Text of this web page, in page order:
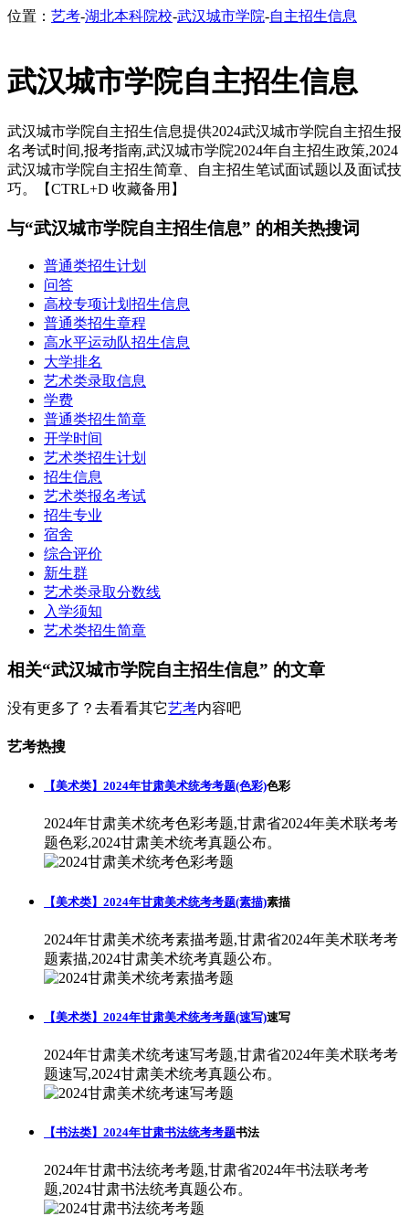
位置： 艺考-湖北本科院校-武汉城市学院-自主招生信息
武汉城市学院自主招生信息
武汉城市学院自主招生信息提供2024武汉城市学院自主招生报
名考试时间,报考指南,武汉城市学院2024年自主招生政策,2024
武汉城市学院自主招生简章、自主招生笔试面试题以及面试技
巧。【CTRL+D 收藏备用】
与“武汉城市学院自主招生信息” 的相关热搜词
普通类招生计划
问答
高校专项计划招生信息
普通类招生章程
高水平运动队招生信息
大学排名
艺术类录取信息
学费
普通类招生简章
开学时间
艺术类招生计划
招生信息
艺术类报名考试
招生专业
宿舍
综合评价
新生群
艺术类录取分数线
入学须知
艺术类招生简章
相关“武汉城市学院自主招生信息” 的文章
没有更多了？去看看其它艺考内容吧
艺考热搜
【美术类】2024年甘肃美术统考考题(色彩)色彩
2024年甘肃美术统考色彩考题,甘肃省2024年美术联考考
题色彩,2024甘肃美术统考真题公布。
【美术类】2024年甘肃美术统考考题(素描)素描
2024年甘肃美术统考素描考题,甘肃省2024年美术联考考
题素描,2024甘肃美术统考真题公布。
【美术类】2024年甘肃美术统考考题(速写)速写
2024年甘肃美术统考速写考题,甘肃省2024年美术联考考
题速写,2024甘肃美术统考真题公布。
【书法类】2024年甘肃书法统考考题书法
2024年甘肃书法统考考题,甘肃省2024年书法联考考
题,2024甘肃书法统考真题公布。